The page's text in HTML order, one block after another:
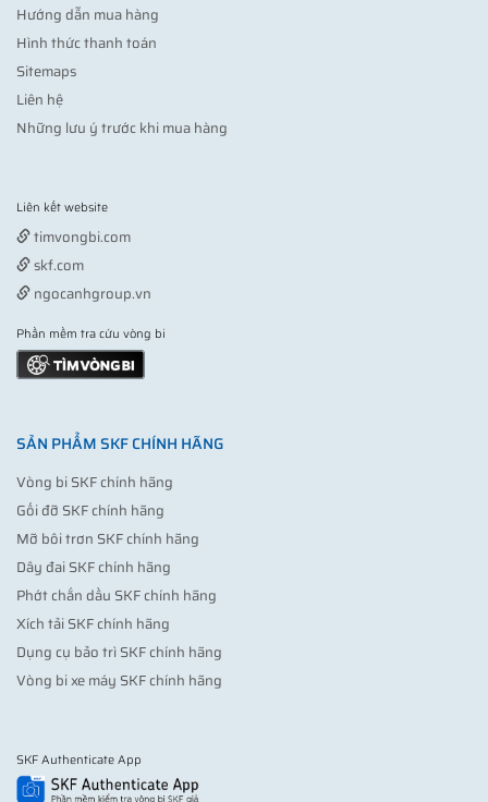
Hướng dẫn mua hàng
Hình thức thanh toán
Sitemaps
Liên hệ
Những lưu ý trước khi mua hàng
Liên kết website
timvongbi.com
skf.com
ngocanhgroup.vn
Phần mềm tra cứu vòng bi
SẢN PHẨM SKF CHÍNH HÃNG
Vòng bi SKF chính hãng
Gối đỡ SKF chính hãng
Mỡ bôi trơn SKF chính hãng
Dây đai SKF chính hãng
Phớt chắn dầu SKF chính hãng
Xích tải SKF chính hãng
Dụng cụ bảo trì SKF chính hãng
Vòng bi xe máy SKF chính hãng
SKF Authenticate App